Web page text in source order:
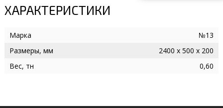
ХАРАКТЕРИСТИКИ
Марка
№13
Размеры, мм
2400 х 500 х 200
Вес, тн
0,60